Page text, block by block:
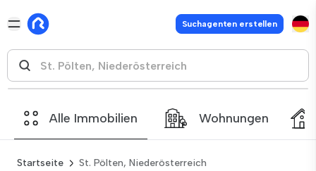
Suchagenten erstellen
Alle Immobilien Wohnungen
Startseite St. Pölten, Niederösterreich